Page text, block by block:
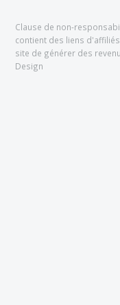
Clause de non-
contient des liens
site de générer des
Design